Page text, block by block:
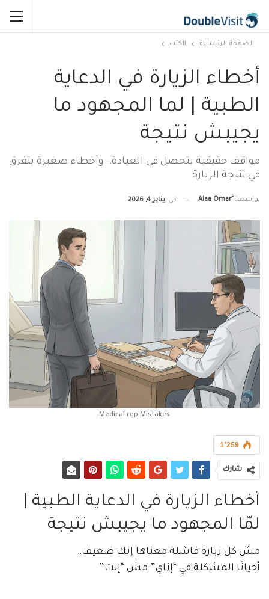
الصفحة الرئيسية الكتب
أخطاء الزيارة في الدعاية
الطبية | لما المجهود ما
يجيبش نتيجة
مواقف حقيقية بتحصل في العيادة… وأخطاء صغيرة بتفرق
في نتيجة الزيارة
بواسطة في يناير 4, 2026
Medical rep Mistakes
1٬259
شارك
أخطاء الزيارة في الدعاية الطبية |
لمّا المجهود ما يجيبش نتيجة
مش كل زيارة فاشلة معناها إنك ضعيف…
أحيانًا المشكلة في “إزاي” مش “إنت”